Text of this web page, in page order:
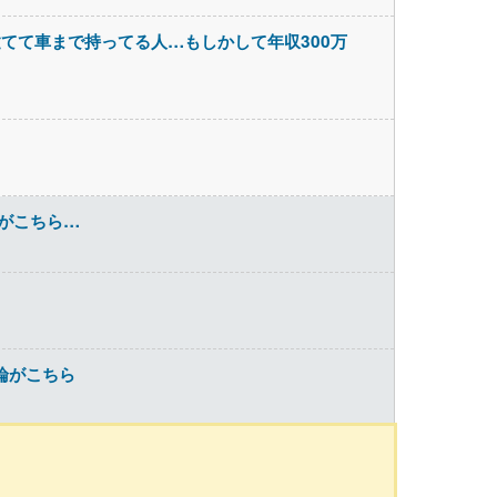
て車まで持ってる人…もしかして年収300万
こちら…
がこちら